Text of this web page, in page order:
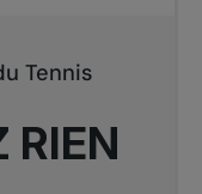
RIEN
Tennis